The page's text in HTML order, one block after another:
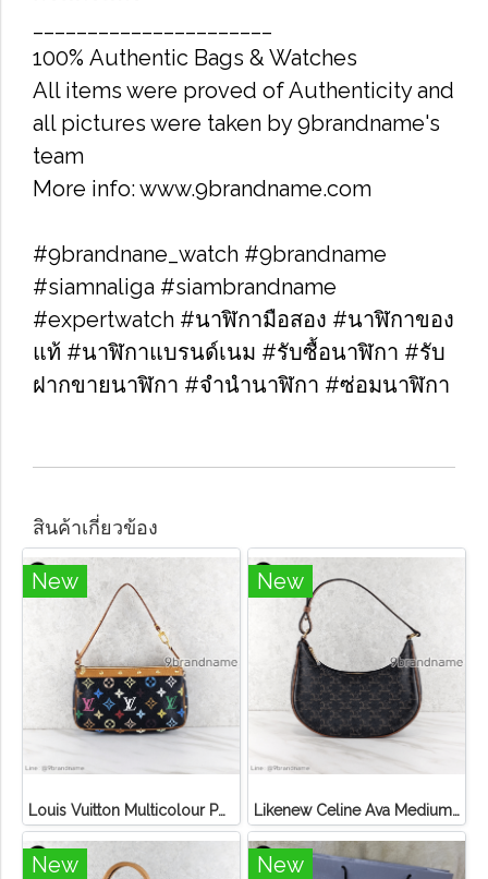
100% Authentic Bags & Watches
All items were proved of Authenticity and
all pictures were taken by 9brandname's
team
More info: www.9brandname.com
#9brandnane_watch #9brandname
#siamnaliga #siambrandname
#expertwatch #นาฬิกามือสอง #นาฬิกาของ
แท้ #นาฬิกาแบรนด์เนม #รับซื้อนาฬิกา​ #รับ
ฝากขายนาฬิกา #จำนำนาฬิกา #ซ่อมนาฬิกา
สินค้าเกี่ยวข้อง
New
Louis Vuitton Multicolour Pochette Canvas
New
Likenew Celine Ava Medium Triomphe Canvas
New New